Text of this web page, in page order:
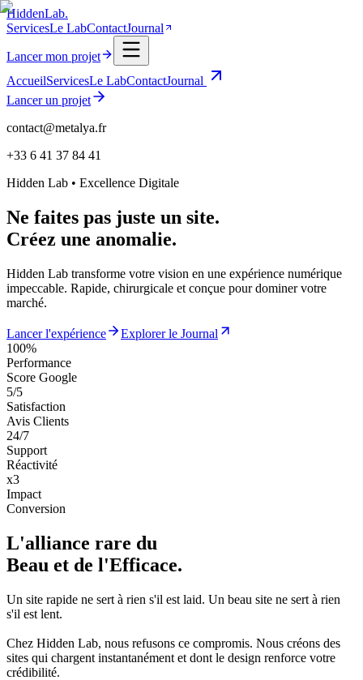
HiddenLab.
ServicesLe LabContactJournal
Lancer mon projet
AccueilServicesLe LabContactJournal
Lancer un projet
contact@metalya.fr
+33 6 41 37 84 41
Hidden Lab • Excellence Digitale
Ne faites pas juste un site.
Créez une anomalie.
Hidden Lab transforme votre vision en une expérience numérique
impeccable. Rapide, chirurgicale et conçue pour dominer votre
marché.
Lancer l'expérience
Explorer le Journal
100%
Performance
Score Google
5/5
Satisfaction
Avis Clients
24/7
Support
Réactivité
x3
Impact
Conversion
L'alliance rare du
Beau et de l'Efficace.
Un site rapide ne sert à rien s'il est laid. Un beau site ne sert à rien
s'il est lent.
Chez Hidden Lab, nous refusons ce compromis. Nous créons des
sites qui chargent instantanément et dont le design renforce votre
crédibilité.